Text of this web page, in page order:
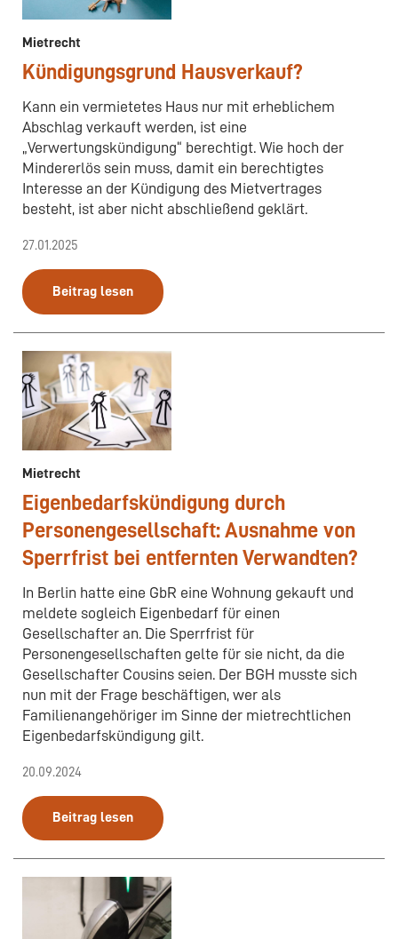
Mietrecht
Kündigungsgrund Hausverkauf?
Kann ein vermietetes Haus nur mit erheblichem
Abschlag verkauft werden, ist eine
„Verwertungskündigung“ berechtigt. Wie hoch der
Mindererlös sein muss, damit ein berechtigtes
Interesse an der Kündigung des Mietvertrages
besteht, ist aber nicht abschließend geklärt.
27.01.2025
Beitrag lesen
Mietrecht
Eigenbedarfskündigung durch
Personengesellschaft: Ausnahme von
Sperrfrist bei entfernten Verwandten?
In Berlin hatte eine GbR eine Wohnung gekauft und
meldete sogleich Eigenbedarf für einen
Gesellschafter an. Die Sperrfrist für
Personengesellschaften gelte für sie nicht, da die
Gesellschafter Cousins seien. Der BGH musste sich
nun mit der Frage beschäftigen, wer als
Familienangehöriger im Sinne der mietrechtlichen
Eigenbedarfskündigung gilt.
20.09.2024
Beitrag lesen